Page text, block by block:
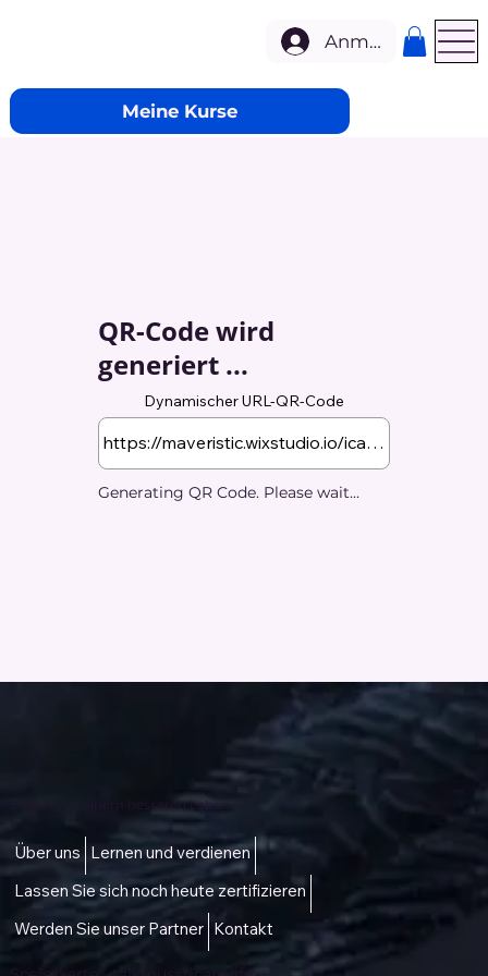
Meine Kurse
Anmelden
QR-Code wird
generiert ...
Dynamischer URL-QR-Code
Generating QR Code. Please wait...
Zugang zu einem besseren Leben
Über uns Lernen und verdienen
Lassen Sie sich noch heute zertifizieren
Werden Sie unser Partner Kontakt